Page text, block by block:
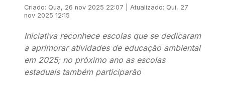
Criado: Qua, 26 nov 2025 22:07 | Atualizado: Qui, 27
nov 2025 12:15
Iniciativa reconhece escolas que se dedicaram
a aprimorar atividades de educação ambiental
em 2025; no próximo ano as escolas
estaduais também participarão